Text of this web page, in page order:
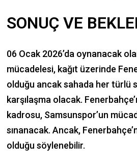
SONUÇ VE
06 Ocak 2026’da oynanacak
mücadelesi, kağıt üzerinde
olduğu ancak sahada her türlü
karşılaşma olacak.
kadrosu, Samsunspor’un
sınanacak. Ancak,
olduğu söylenebilir.